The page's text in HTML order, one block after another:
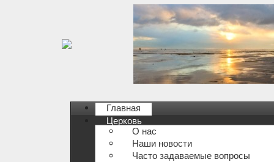
Главная
Церковь
О нас
Наши новости
Часто задаваемые вопросы